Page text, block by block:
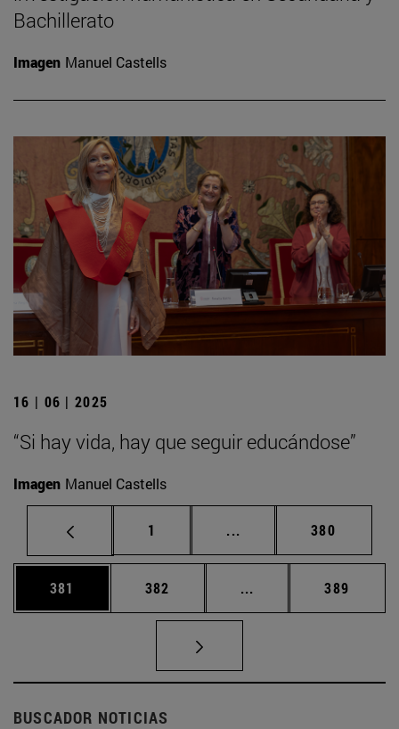
Bachillerato
Imagen Manuel Castells
16 | 06 | 2025
“Si hay vida, hay que seguir educándose”
Imagen Manuel Castells
Página
1 ... Páginas intermedias
Página
380
Página
381 Página
382 ... Páginas intermedias
Página
389
BUSCADOR NOTICIAS